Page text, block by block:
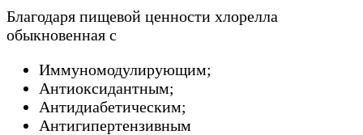
Благодаря пищевой ценности хлорелла
обыкновенная с
Иммуномодулирующим;
Антиоксидантным;
Антидиабетическим;
Антигипертензивным